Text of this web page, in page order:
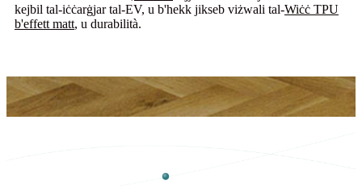
kejbil tal-iċċarġjar tal-EV, u b'hekk jikseb viżwali tal-Wiċċ TPU
b'effett matt, u durabilità.